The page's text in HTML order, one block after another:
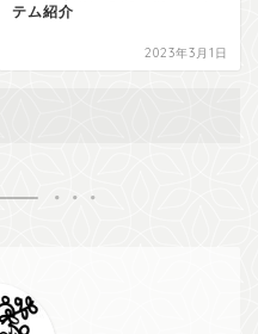
テム紹介
2023年3月1日